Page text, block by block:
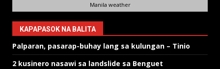
Manila weather
KAPAPASOK NA BALITA
Palparan, pasarap-buhay lang sa kulungan – Tinio
2 kusinero nasawi sa landslide sa Benguet